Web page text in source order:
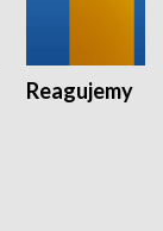
Reagujemy